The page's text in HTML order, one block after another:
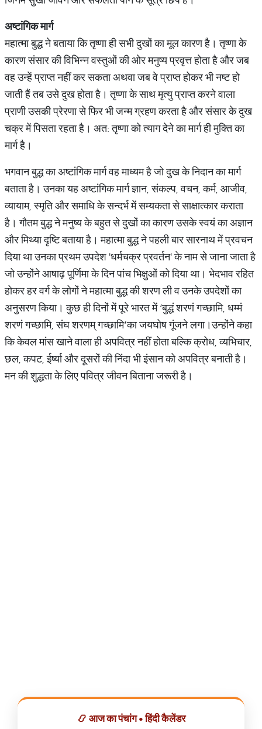
अष्टांगिकमार्ग
महात्मा बुद्ध ने बताया कि तृष्णा ही सभी दुखों का मूल कारण है। तृष्णा के
कारण संसार की विभिन्न वस्तुओं की ओर मनुष्य प्रवृत्त होता है और जब
वह उन्हें प्राप्त नहीं कर सकता अथवा जब वे प्राप्त होकर भी नष्ट हो
जाती हैं तब उसे दुख होता है। तृष्णा के साथ मृत्यु प्राप्त करने वाला
प्राणी उसकी प्रेरणा से फिर भी जन्म ग्रहण करता है और संसार के दुख
चक्र में पिसता रहता है। अत: तृष्णा को त्याग देने का मार्ग ही मुक्ति का
मार्ग है।
भगवान बुद्ध का अष्टांगिक मार्ग वह माध्यम है जो दुख के निदान का मार्ग
बताता है। उनका यह अष्टांगिक मार्ग ज्ञान, संकल्प, वचन, कर्म, आजीव,
व्यायाम, स्मृति और समाधि के सन्दर्भ में सम्यकता से साक्षात्कार कराता
है। गौतम बुद्ध ने मनुष्य के बहुत से दुखों का कारण उसके स्वयं का अज्ञान
और मिथ्या दृष्टि बताया है। महात्मा बुद्ध ने पहली बार सारनाथ में प्रवचन
दिया था उनका प्रथम उपदेश 'धर्मचक्र प्रवर्तन' के नाम से जाना जाता है
जो उन्होंने आषाढ़ पूर्णिमा के दिन पांच भिक्षुओं को दिया था। भेदभाव रहित
होकर हर वर्ग के लोगों ने महात्मा बुद्ध की शरण ली व उनके उपदेशों का
अनुसरण किया। कुछ ही दिनों में पूरे भारत में ‘बुद्धं शरणं गच्छामि, धम्मं
शरणं गच्छामि, संघ शरणम् गच्छामि’का जयघोष गूंजने लगा।उन्होंने कहा
कि केवल मांस खाने वाला ही अपवित्र नहीं होता बल्कि क्रोध, व्यभिचार,
छल, कपट, ईर्ष्या और दूसरों की निंदा भी इंसान को अपवित्र बनाती है।
मन की शुद्धता के लिए पवित्र जीवन बिताना जरूरी है।
📿 आज का पंचांग • हिंदी कैलेंडर